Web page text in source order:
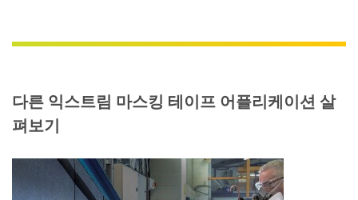
다른 익스트림 마스킹 테이프 어플리케이션 살
펴보기